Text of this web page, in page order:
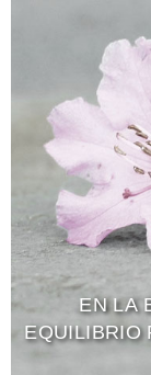
EN LA
EQUILIBRIO